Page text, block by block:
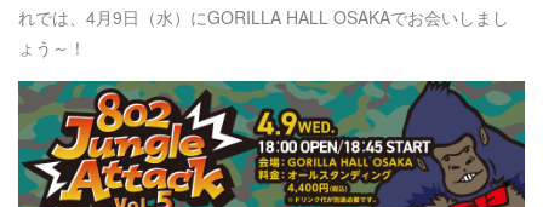
れでは、4月9日（水）にGORILLA HALL OSAKAでお会いしまし
ょう～！